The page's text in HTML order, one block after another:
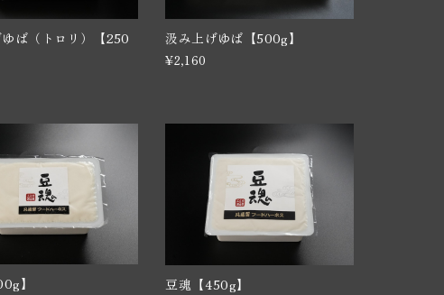
ば（トロリ）【250
汲み上げゆば【500g】
¥2,160
】 豆魂【450g】